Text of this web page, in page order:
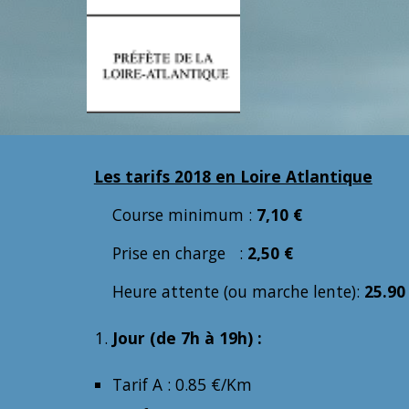
Les tarifs 2018 en Loire Atlantique
Course minimum : 7,10 €
Prise en charge : 2,50 €
Heure attente (ou marche lente):
Jour (de 7h à 19h) :
Tarif A : 0.85 €/Km